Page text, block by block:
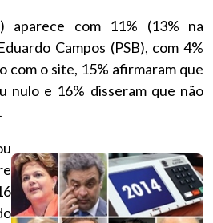
aparece com 11% (13% na
Campos (PSB), com 4%
com o site, 15% afirmaram que
nulo e 16% disseram que não